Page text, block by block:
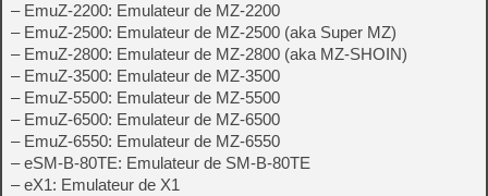
– EmuZ-2200: Emulateur de MZ-2200
– EmuZ-2500: Emulateur de MZ-2500 (aka Super MZ)
– EmuZ-2800: Emulateur de MZ-2800 (aka MZ-SHOIN)
– EmuZ-3500: Emulateur de MZ-3500
– EmuZ-5500: Emulateur de MZ-5500
– EmuZ-6500: Emulateur de MZ-6500
– EmuZ-6550: Emulateur de MZ-6550
– eSM-B-80TE: Emulateur de SM-B-80TE
– eX1: Emulateur de X1